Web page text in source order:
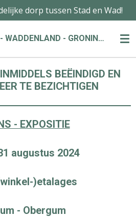
WINSUM - WADDENLAND - GRONINGEN
dorp tussen Stad en Wad!
BEËINDIGD EN
TE BEZICHTIGEN
- EXPOSITIE
augustus 2024
)etalages
- Obergum